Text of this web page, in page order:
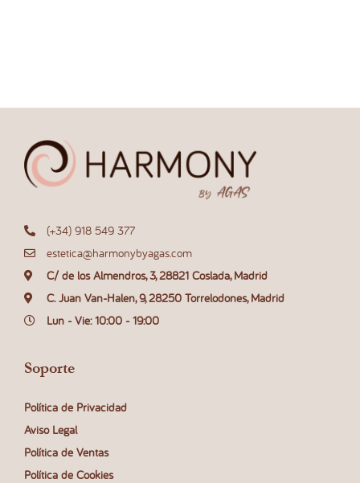
(+34) 918 549 377
estetica@harmonybyagas.com
C/ de los Almendros, 3, 28821 Coslada, Madrid
C. Juan Van-Halen, 9, 28250 Torrelodones, Madrid
Lun - Vie: 10:00 - 19:00
Soporte
Política de Privacidad
Aviso Legal
Política de Ventas
Política de Cookies